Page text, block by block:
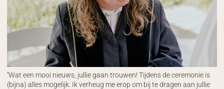
''Wat een mooi nieuws, jullie gaan trouwen! Tijdens de ceremonie is
(bijna) alles mogelijk. Ik verheug me erop om bij te dragen aan jullie